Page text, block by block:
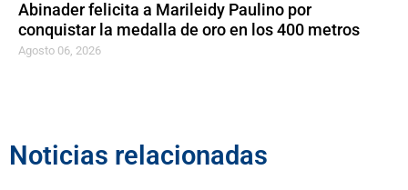
Abinader felicita a Marileidy Paulino por
conquistar la medalla de oro en los 400 metros
Agosto 06, 2026
Noticias relacionadas